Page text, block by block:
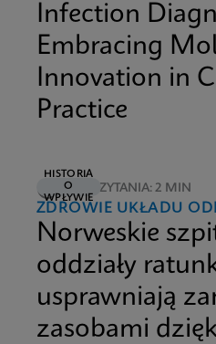
Infection
Embracing
Innovation in
Practice
HISTORIA
O
WPŁYWIE
CZAS CZYTANIA: 2 MIN
ZDROWIE UKŁADU
Norweskie
oddziały
usprawniają
zasobami